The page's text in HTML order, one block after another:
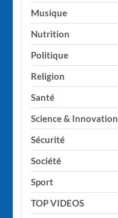
Musique
Nutrition
Politique
Religion
Santé
Science & Innovation
Sécurité
Société
Sport
TOP VIDEOS